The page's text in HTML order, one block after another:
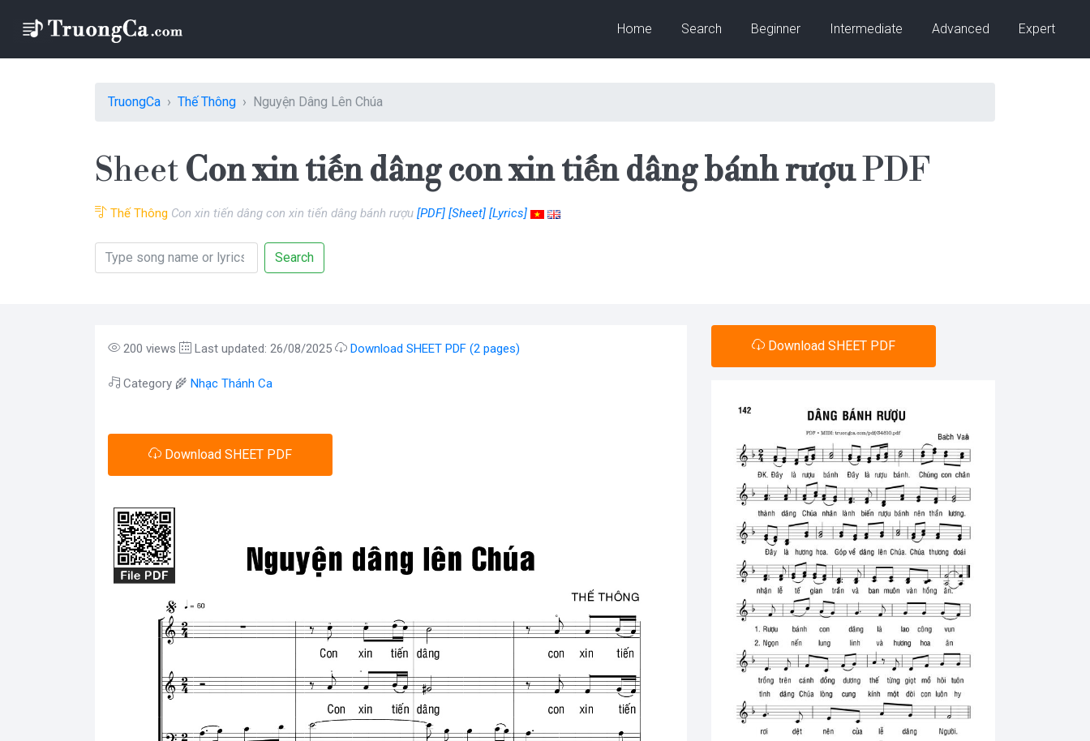
Home Search Beginner Intermediate Advanced Expert
TruongCa Thế Thông Nguyện Dâng Lên Chúa
Sheet Con xin tiến dâng con xin tiến dâng bánh rượuPDF
Thế Thông Con xin tiến dâng con xin tiến dâng bánh rượu [PDF] [Sheet] [Lyrics]
Search
200 views Last updated: 26/08/2025 Download SHEET PDF (2 pages)
Category 🌾 Nhạc Thánh Ca
Download SHEET PDF
Download SHEET PDF